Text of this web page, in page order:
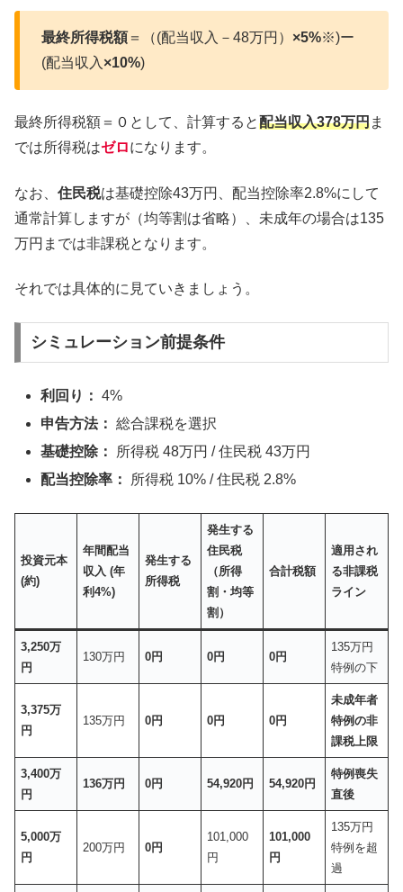
最終所得税額＝（(配当収入－48万円） ×5%※)ー
(配当収入 ×10%)
最終所得税額＝０として、計算すると配当収入378万円ま
では所得税はゼロになります。
なお、 住民税は基礎控除43万円、配当控除率2.8%にして
通常計算しますが（均等割は省略）、未成年の場合は135
万円までは非課税となります。
それでは具体的に見ていきましょう。
シミュレーション前提条件
利回り： 4%
申告方法： 総合課税を選択
基礎控除：
所得税 48万円 / 住民税 43万円
配当控除率：
所得税 10% / 住民税 2.8%
投資元本
(約)
年間配当
収入 (年
利4%)
発生する
所得税
発生する
住民税
（所得
割・均等
割）
合計税額
適用され
る非課税
ライン
3,250万
円
130万円 0円 0円 0円
135万円
特例の下
3,375万
円
135万円 0円 0円 0円
未成年者
特例の非
課税上限
3,400万
円
136万円 0円 54,920円 54,920円
特例喪失
直後
5,000万
円
200万円 0円
101,000
円
101,000
円
135万円
特例を超
過